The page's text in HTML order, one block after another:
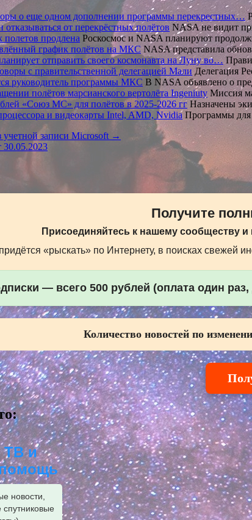
о еще одном дополнении программы перекрестных…
от перекрёстных полётов NASA не видит
продлена Роскосмос и NASA планируют
график полётов на МКС NASA представила
отправить своего космонавта на Луну во…
с правительственной делегацией Мали Делегация
руководитель программы МКС В NASA объявлено о
полётов марсианского вертолёта Ingeniuty Миссия
«Союз МС» для полётов в 2025-2026 гг Назначены
и видеокарты Intel, AMD, Nvidia Программы для
учетной записи Microsoft →
Получите
Присоединяйтесь к нашему сообществу
«рыскать» по Интернету, в поисках свежей
— всего 500 рублей (оплата один
Количество новостей по
ТВ и
новости,